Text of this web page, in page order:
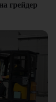
грейдер